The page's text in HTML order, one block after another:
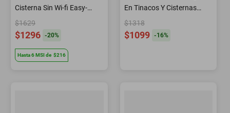
Cisterna Sin Wi-fi Easy-
waterpro
$1629
$1296 -20%
Hasta6MSIde $216
En Tinacos Y Cisternas
Inteligente Iot-water
$1318
$1099 -16%